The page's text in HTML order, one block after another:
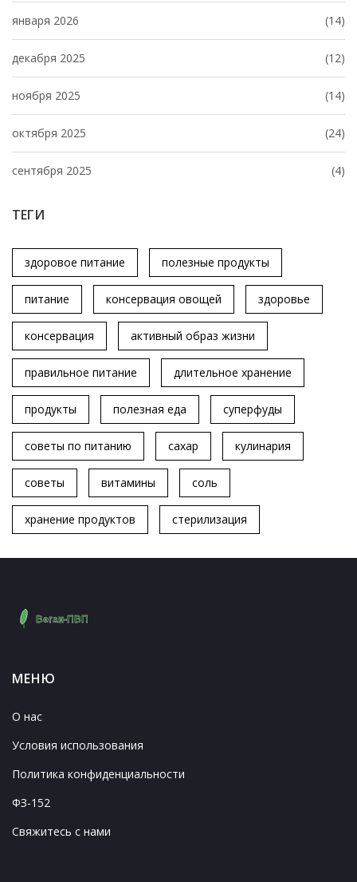
января 2026 (14)
декабря 2025 (12)
ноября 2025 (14)
октября 2025 (24)
сентября 2025 (4)
ТЕГИ
здоровое питание полезные продукты
питание консервация овощей здоровье
консервация активный образ жизни
правильное питание длительное хранение
продукты полезная еда суперфуды
советы по питанию сахар кулинария
советы витамины соль
хранение продуктов стерилизация
МЕНЮ
О нас
Условия использования
Политика конфиденциальности
ФЗ-152
Свяжитесь с нами